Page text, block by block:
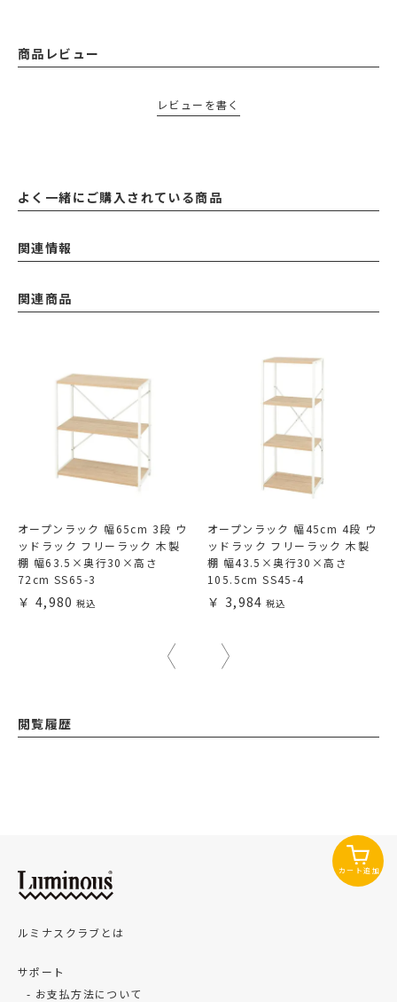
商品レビュー
レビューを書く
よく一緒にご購入されている商品
関連情報
関連商品
オープンラック 幅65cm 3段 ウ
ッドラック フリーラック 木製
棚 幅63.5×奥行30×高さ
72cm SS65-3
4,980
オープンラック 幅45cm 4段 ウ
ッドラック フリーラック 木製
棚 幅43.5×奥行30×高さ
105.5cm SS45-4
3,984
閲覧履歴
カート追加
ルミナスクラブとは
サポート
お支払方法について